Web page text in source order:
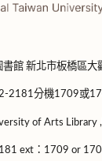
書館 新北市板橋區大
2181分機1709或
of Arts Library
ext：1709 or